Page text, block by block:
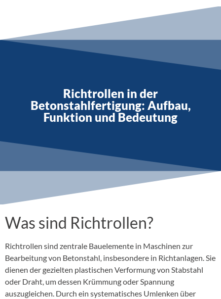
Richtrollen in der
Betonstahlfertigung: Aufbau,
Funktion und Bedeutung
Was sind Richtrollen?
Richtrollen sind zentrale Bauelemente in Maschinen zur
Bearbeitung von Betonstahl, insbesondere in Richtanlagen. Sie
dienen der gezielten plastischen Verformung von Stabstahl
oder Draht, um dessen Krümmung oder Spannung
auszugleichen. Durch ein systematisches Umlenken über